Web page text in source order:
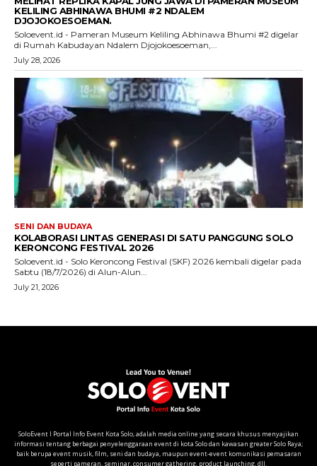
SoloEvent I Portal Info Event Kota Solo, adalah media online yang secara khusus menyajikan
informasi tentang berbagai penyelenggaraan event di kota Solo dan kawasan greater Solo Raya;
baik berupa event musik, film, seni dan budaya, maupun event-event komunikasi pemasaran
seperti pameran, seminar, consumer gathering, product launching, dll.